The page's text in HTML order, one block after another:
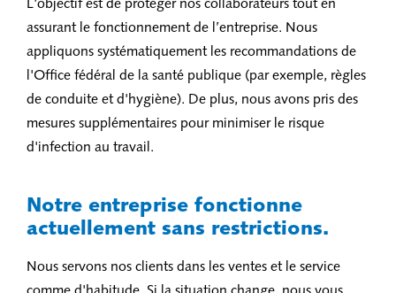
L'objectif est de protéger nos collaborateurs tout en
assurant le fonctionnement de l’entreprise. Nous
appliquons systématiquement les recommandations de
l'Office fédéral de la santé publique (par exemple, règles
de conduite et d'hygiène). De plus, nous avons pris des
mesures supplémentaires pour minimiser le risque
d'infection au travail.
Notre entreprise fonctionne
actuellement sans restrictions.
Nous servons nos clients dans les ventes et le service